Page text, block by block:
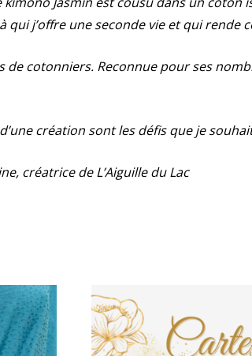
Jasmin est cousu dans un coton
qui j’offre une seconde vie et qui rende
cotonniers. Reconnue pour ses
création sont les défis que je
créatrice de L’Aiguille du Lac